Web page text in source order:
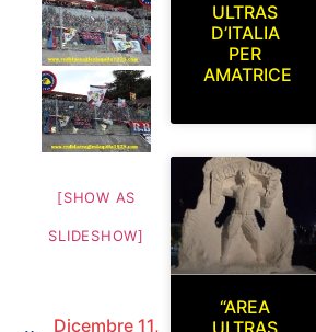
[SHOW AS
SLIDESHOW]
Dicembre 11,
ULTRAS
D’ITALIA
PER
AMATRICE
“AREA